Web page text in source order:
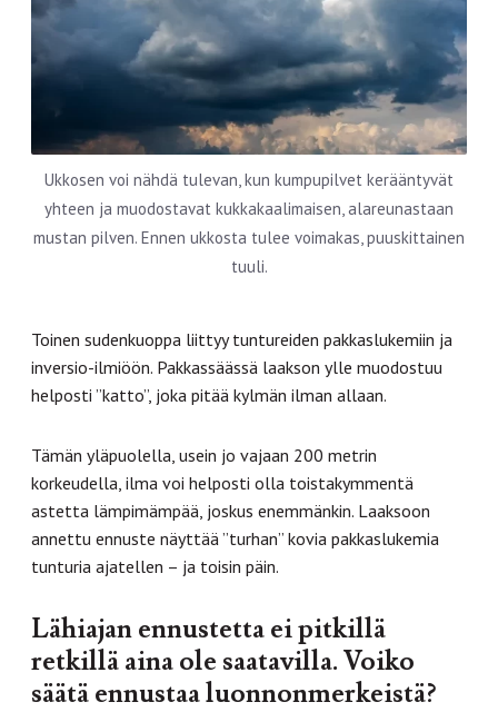
Ukkosen voi nähdä tulevan, kun kumpupilvet kerääntyvät
yhteen ja muodostavat kukkakaalimaisen, alareunastaan
mustan pilven. Ennen ukkosta tulee voimakas, puuskittainen
tuuli.
Toinen sudenkuoppa liittyy tuntureiden pakkaslukemiin ja
inversio-ilmiöön. Pakkassäässä laakson ylle muodostuu
helposti ”katto”, joka pitää kylmän ilman allaan.
Tämän yläpuolella, usein jo vajaan 200 metrin
korkeudella, ilma voi helposti olla toistakymmentä
astetta lämpimämpää, joskus enemmänkin. Laaksoon
annettu ennuste näyttää ”turhan” kovia pakkaslukemia
tunturia ajatellen – ja toisin päin.
Lähiajan ennustetta ei pitkillä
retkillä aina ole saatavilla. Voiko
säätä ennustaa luonnonmerkeistä?